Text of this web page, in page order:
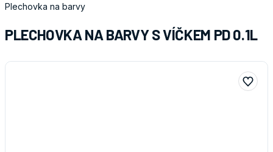
Plechovka na barvy
PLECHOVKA NA BARVY S VÍČKEM PD 0.1L